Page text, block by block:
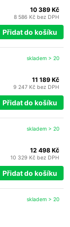
10 389 Kč
8 586 Kč bez DPH
Přidat do košíku
11 189 Kč
9 247 Kč bez DPH
skladem > 20
Přidat do košíku
12 498 Kč
10 329 Kč bez DPH
skladem > 20
Přidat do košíku
skladem > 20